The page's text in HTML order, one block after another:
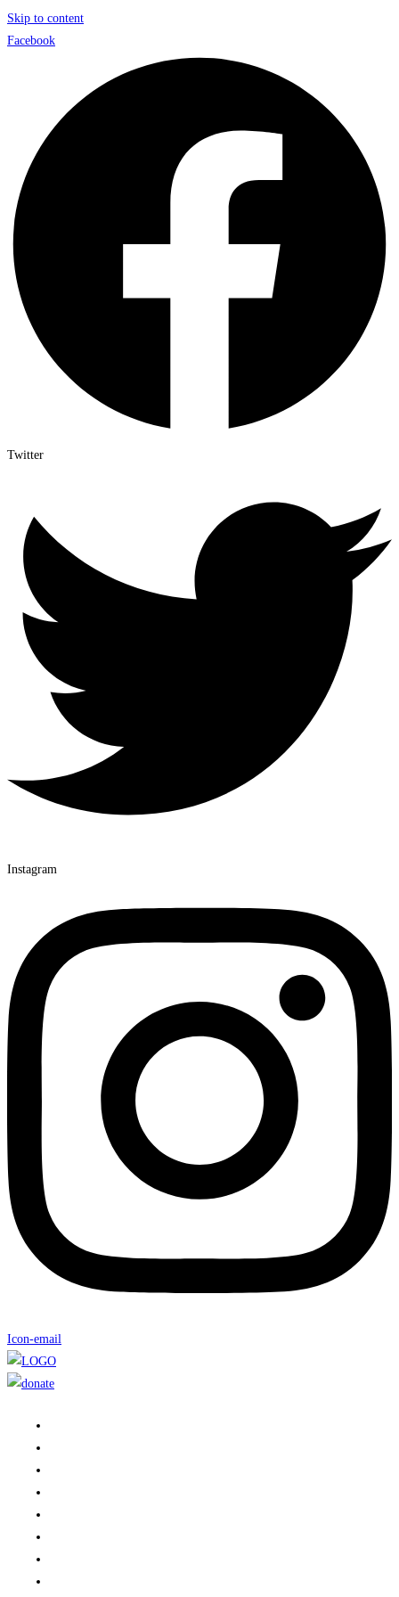
Skip to content
Facebook
Twitter
Instagram
Icon-email